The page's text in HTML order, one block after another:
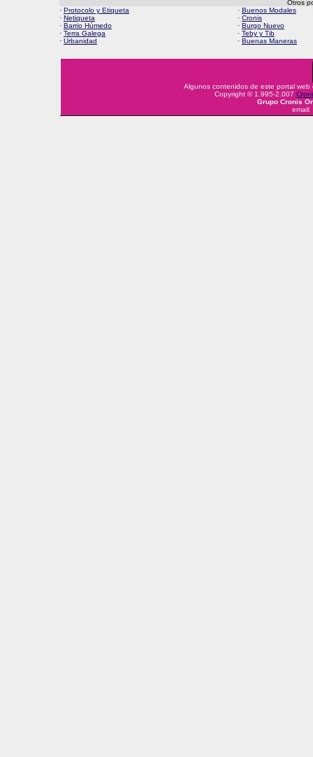
Otros
· Protocolo y Etiqueta · Buenos Modales
· Netiqueta · Cronis
· Barrio Húmedo · Burgo Nuevo
· Terra Galega · Teby y Tib
· Urbanidad · Buenas Maneras
Algunos contenidos de este portal
Copyright © 1.995-2.007
Grupo Cronis
email: